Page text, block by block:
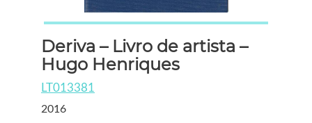
Deriva – Livro de artista –
Hugo Henriques
LT013381
2016